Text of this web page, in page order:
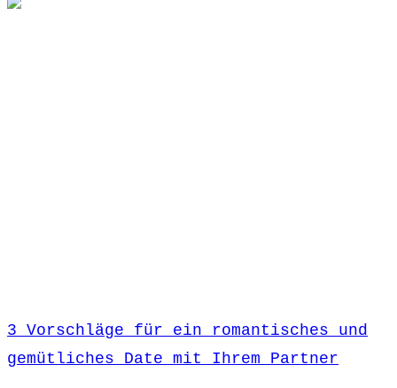
3 Vorschläge für ein romantisches und
gemütliches Date mit Ihrem Partner